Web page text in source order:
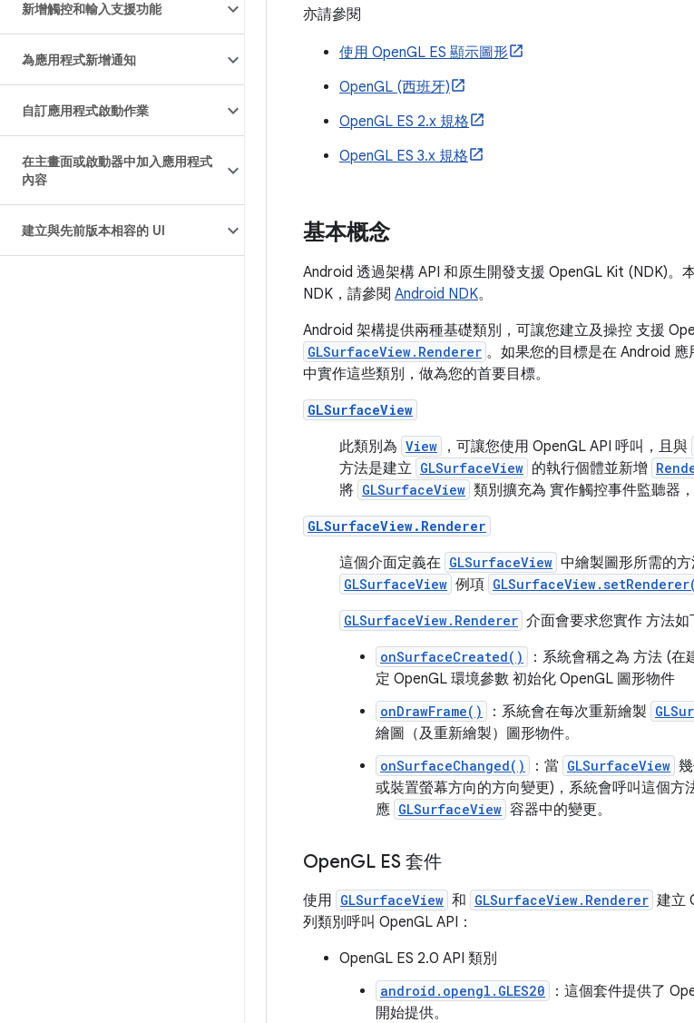
新增觸控和輸入支援功能
為應用程式新增通知
自訂應用程式啟動作業
在主畫面或啟動器中加入應用程式
內容
建立與先前版本相容的 UI
亦請參閱
使用 OpenGL ES 顯示圖形
OpenGL (西班牙)
OpenGL ES 2.x 規格
OpenGL ES 3.x 規格
基本概念
Android 透過架構 API 和原生開發支援 OpenGL Kit (NDK)
NDK，請參閱 Android NDK。
Android 架構提供兩種基礎類別，可讓您建立及操控 支援
GLSurfaceView.Renderer 。如果您的目標是在 Android
中實作這些類別，做為您的首要目標。
GLSurfaceView
此類別為 View ，可讓您使用 OpenGL API 呼叫，且與
方法是建立 GLSurfaceView 的執行個體並新增
將 GLSurfaceView 類別擴充為 實作觸控事件監聽器
GLSurfaceView.Renderer
這個介面定義在 GLSurfaceView 中繪製圖形所需的
GLSurfaceView 例項
GLSurfaceView.Renderer 介面會要求您實作 方法如
onSurfaceCreated() ：系統會稱之為 方法 (在
定 OpenGL 環境參數 初始化 OpenGL 圖形物件
onDrawFrame() ：系統會在每次重新繪製
繪圖（及重新繪製）圖形物件。
onSurfaceChanged() ：當 GLSurfaceView
或裝置螢幕方向的方向變更)，系統會呼叫這個方
應 GLSurfaceView 容器中的變更。
OpenGL ES 套件
使用 GLSurfaceView 和 GLSurfaceView.Renderer 建立
列類別呼叫 OpenGL API：
OpenGL ES 2.0 API 類別
android.opengl.GLES20
：這個套件提供了
開始提供。